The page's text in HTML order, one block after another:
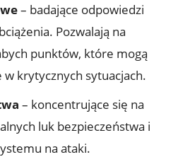
– badające odpowiedzi
Pozwalają na
punktów, które mogą
w krytycznych sytuacjach.
– koncentrujące się na
luk bezpieczeństwa i
na ataki.